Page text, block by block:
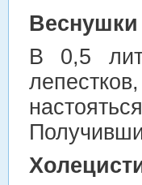
Веснушки
В 0,5